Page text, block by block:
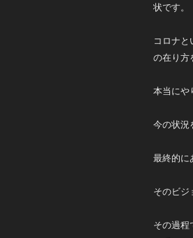
状です。
コロナ
の在り方
本当にや
今の状況
最終的に
そのビジ
その過程